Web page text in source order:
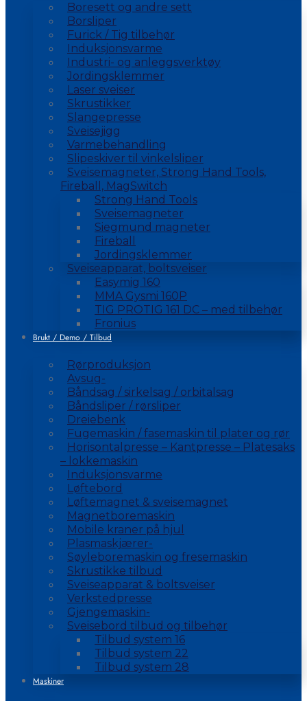
Boresett og andre sett
Borsliper
Furick / Tig tilbehør
Induksjonsvarme
Industri- og anleggsverktøy
Jordingsklemmer
Laser sveiser
Skrustikker
Slangepresse
Sveisejigg
Varmebehandling
Slipeskiver til vinkelsliper
Sveisemagneter, Strong Hand Tools,
Fireball, MagSwitch
Strong Hand Tools
Sveisemagneter
Siegmund magneter
Fireball
Jordingsklemmer
Sveiseapparat, boltsveiser
Easymig 160
MMA Gysmi 160P
TIG PROTIG 161 DC – med tilbehør
Fronius
Brukt / Demo / Tilbud
Rørproduksjon
Avsug-
Båndsag / sirkelsag / orbitalsag
Båndsliper / rørsliper
Dreiebenk
Fugemaskin / fasemaskin til plater og rør
Horisontalpresse – Kantpresse – Platesaks
– lokkemaskin
Induksjonsvarme
Løftebord
Løftemagnet & sveisemagnet
Magnetboremaskin
Mobile kraner på hjul
Plasmaskjærer-
Søyleboremaskin og fresemaskin
Skrustikke tilbud
Sveiseapparat & boltsveiser
Verkstedpresse
Gjengemaskin-
Sveisebord tilbud og tilbehør
Tilbud system 16
Tilbud system 22
Tilbud system 28
Maskiner